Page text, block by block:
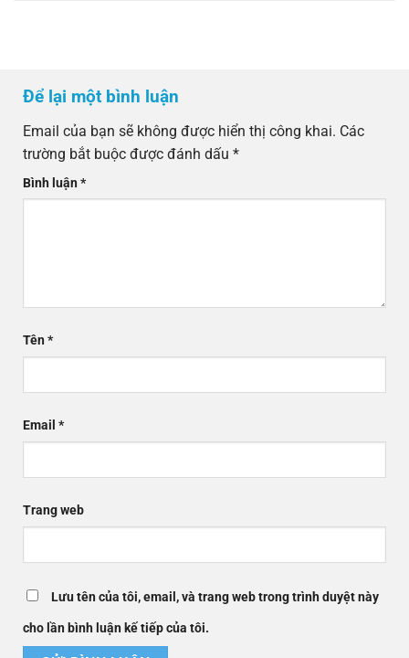
Để lại một bình luận
Email của bạn sẽ không được hiển thị công khai. Các
trường bắt buộc được đánh dấu *
Bình luận*
Tên*
Email *
Trang web
Lưu tên của tôi, email, và trang web trong trình duyệt này
cho lần bình luận kế tiếp của tôi.